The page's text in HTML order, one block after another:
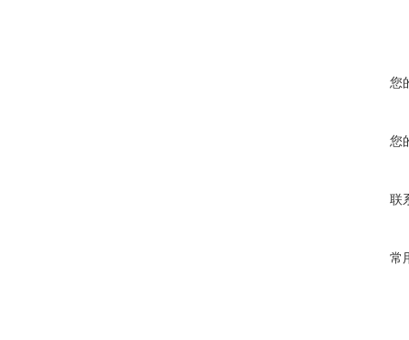
您
您
联
常